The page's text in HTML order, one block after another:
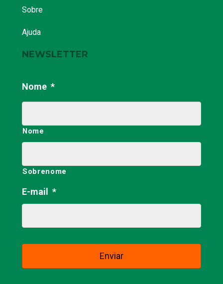
Sobre
Ajuda
NEWSLETTER
Nome *
Nome
Sobrenome
E-mail *